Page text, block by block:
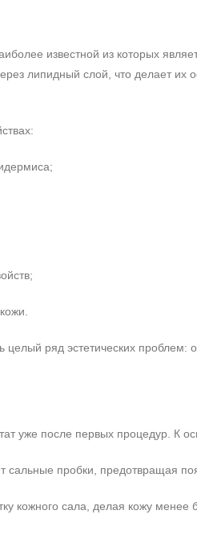
известной из которых
липидный слой, что делает
ряд эстетических проблем:
уже после первых процедур. К
сальные пробки, предотвращая
кожного сала, делая кожу менее